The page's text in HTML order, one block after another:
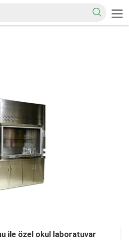
ile özel okul laboratuvar